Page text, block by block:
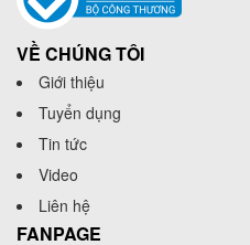
VỀ CHÚNG TÔI
Giới thiệu
Tuyển dụng
Tin tức
Video
Liên hệ
FANPAGE